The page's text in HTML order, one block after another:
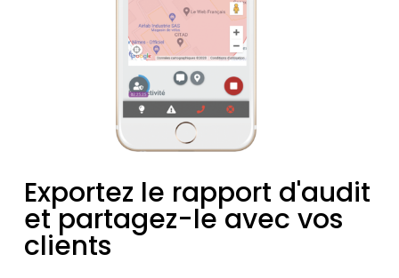
Exportez le rapport d'audit
et partagez-le avec vos
clients